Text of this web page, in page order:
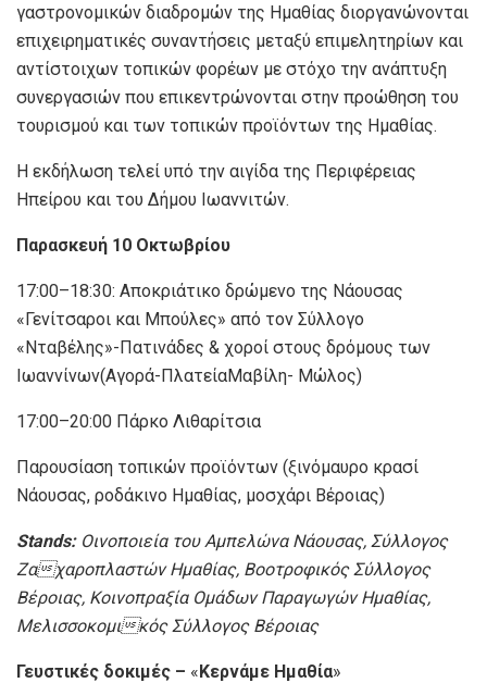
γαστρονομικών διαδρομών της Ημαθίας διοργανώνονται
επιχειρηματικές συναντήσεις μεταξύ επιμελητηρίων και
αντίστοιχων τοπικών φορέων με στόχο την ανάπτυξη
συνεργασιών που επικεντρώνονται στην προώθηση του
τουρισμού και των τοπικών προϊόντων της Ημαθίας.
Η εκδήλωση τελεί υπό την αιγίδα της Περιφέρειας
Ηπείρου και του Δήμου Ιωαννιτών.
Παρασκευή 10 Οκτωβρίου
17:00–18:30: Αποκριάτικο δρώμενο της Νάουσας
«Γενίτσαροι και Μπούλες» από τον Σύλλογο
«Νταβέλης»-Πατινάδες & χοροί στους δρόμους των
Ιωαννίνων(Αγορά-ΠλατείαΜαβίλη- Μώλος)
17:00–20:00 Πάρκο Λιθαρίτσια
Παρουσίαση τοπικών προϊόντων (ξινόμαυρο κρασί
Νάουσας, ροδάκινο Ημαθίας, μοσχάρι Βέροιας)
Stands: Οινοποιεία του Αμπελώνα Νάουσας, Σύλλογος
Ζαχαροπλαστών Ημαθίας, Βοοτροφικός Σύλλογος
Βέροιας, Κοινοπραξία Ομάδων Παραγωγών Ημαθίας,
Μελισσοκομικός Σύλλογος Βέροιας
Γευστικές δοκιμές – «Κερνάμε Ημαθία»